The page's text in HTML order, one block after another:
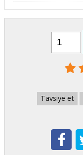
Tavsiye et